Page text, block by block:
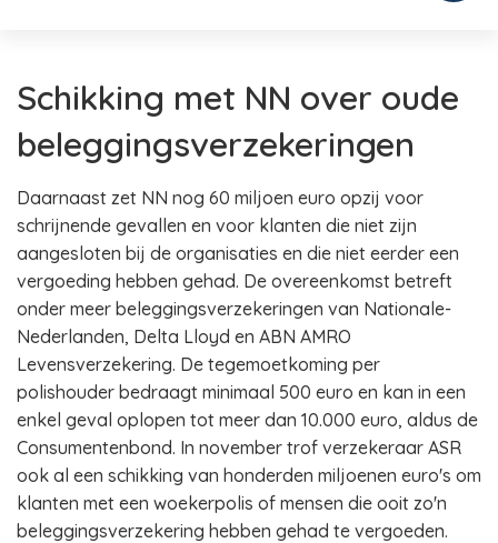
Schikking met NN over oude
beleggingsverzekeringen
Daarnaast zet NN nog 60 miljoen euro opzij voor
schrijnende gevallen en voor klanten die niet zijn
aangesloten bij de organisaties en die niet eerder een
vergoeding hebben gehad. De overeenkomst betreft
onder meer beleggingsverzekeringen van Nationale-
Nederlanden, Delta Lloyd en ABN AMRO
Levensverzekering. De tegemoetkoming per
polishouder bedraagt minimaal 500 euro en kan in een
enkel geval oplopen tot meer dan 10.000 euro, aldus de
Consumentenbond. In november trof verzekeraar ASR
ook al een schikking van honderden miljoenen euro's om
klanten met een woekerpolis of mensen die ooit zo'n
beleggingsverzekering hebben gehad te vergoeden.